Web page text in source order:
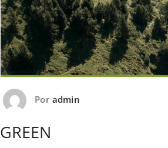
Por admin
GREEN